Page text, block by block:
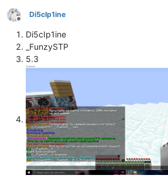
Не в сети
Di5cIp1ine
Di5cIp1ine
_FunzySTP
5.3